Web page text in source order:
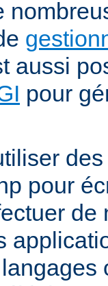
aussi
pour
pour